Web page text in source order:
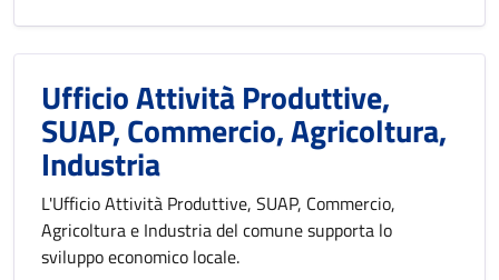
Ufficio Attività Produttive,
SUAP, Commercio, Agricoltura,
Industria
L'Ufficio Attività Produttive, SUAP, Commercio,
Agricoltura e Industria del comune supporta lo
sviluppo economico locale.